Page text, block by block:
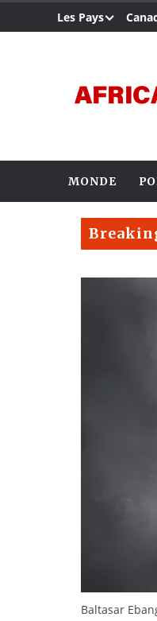
Les Pays
MONDE
Baltasar